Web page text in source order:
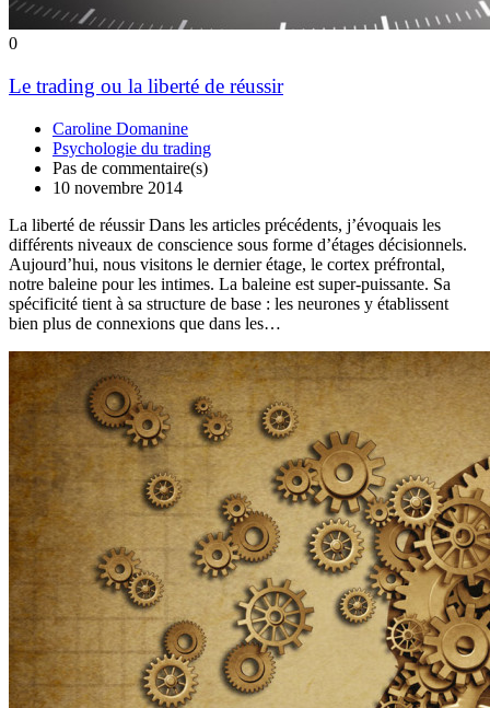
0
Le trading ou la liberté de réussir
Caroline Domanine
Psychologie du trading
Pas de commentaire(s)
10 novembre 2014
La liberté de réussir Dans les articles précédents, j’évoquais les
différents niveaux de conscience sous forme d’étages décisionnels.
Aujourd’hui, nous visitons le dernier étage, le cortex préfrontal,
notre baleine pour les intimes. La baleine est super-puissante. Sa
spécificité tient à sa structure de base : les neurones y établissent
bien plus de connexions que dans les…